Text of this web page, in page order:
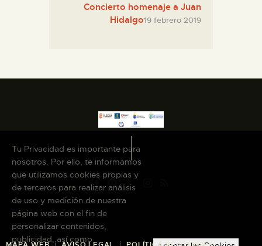
Concierto homenaje a Juan
Hidalgo19 febrero 2019
Tu Privacidad es importante para
nosotros. Por ello, te informamos
que utilizamos cookies propias y
de terceros para realizar análisis
de uso y medición de nuestra
página web con el fin de
personalizar contenidos,
publicidad, así como